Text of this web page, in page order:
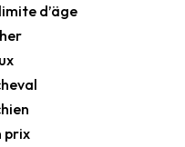
d’äge
prix